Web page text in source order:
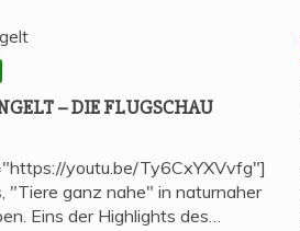
– DIE FLUGSCHAU
youtu.be/Ty6CxYXVvfg"]
"Tiere ganz nahe" in naturnaher
Eins der Highlights des…